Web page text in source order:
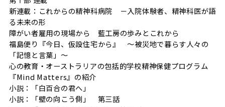
新連載：これからの精神科病院 －入院体験者、精神科医が語
る未来の形
障がい者雇用の現場から 藍工房の歩みとこれから
福島便り『今日、仮設住宅から』 ～被災地で暮らす人々の
「記憶と言葉」～
心の教育・オーストラリアの包括的学校精神保健プログラム
『Mind Matters』の紹介
小説：「白百合の君へ」
小説：「壁の向こう側」 第三話